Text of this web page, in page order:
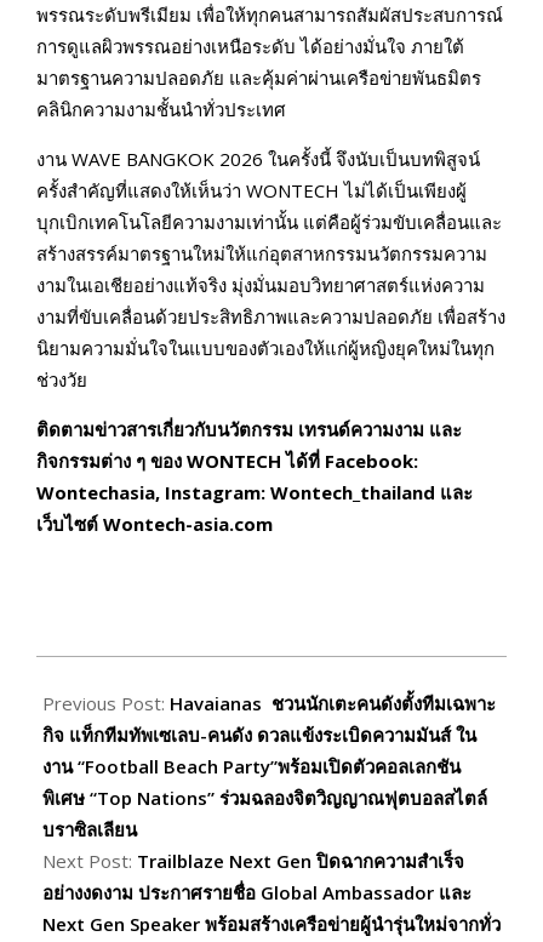
พรรณระดับพรีเมียม เพื่อให้ทุกคนสามารถสัมผัสประสบการณ์
การดูแลผิวพรรณอย่างเหนือระดับ ได้อย่างมั่นใจ ภายใต้
มาตรฐานความปลอดภัย และคุ้มค่าผ่านเครือข่ายพันธมิตร
คลินิกความงามชั้นนำทั่วประเทศ
งาน WAVE BANGKOK 2026 ในครั้งนี้ จึงนับเป็นบทพิสูจน์
ครั้งสำคัญที่แสดงให้เห็นว่า WONTECH ไม่ได้เป็นเพียงผู้
บุกเบิกเทคโนโลยีความงามเท่านั้น แต่คือผู้ร่วมขับเคลื่อนและ
สร้างสรรค์มาตรฐานใหม่ให้แก่อุตสาหกรรมนวัตกรรมความ
งามในเอเชียอย่างแท้จริง มุ่งมั่นมอบวิทยาศาสตร์แห่งความ
งามที่ขับเคลื่อนด้วยประสิทธิภาพและความปลอดภัย เพื่อสร้าง
นิยามความมั่นใจในแบบของตัวเองให้แก่ผู้หญิงยุคใหม่ในทุก
ช่วงวัย
ติดตามข่าวสารเกี่ยวกับนวัตกรรม เทรนด์ความงาม และ
กิจกรรมต่าง ๆ ของ WONTECH ได้ที่ Facebook:
Wontechasia, Instagram: Wontech_thailand และ
เว็บไซต์ Wontech-asia.com
06-
26
Previous Post: Havaianas ชวนนักเตะคนดังตั้งทีมเฉพาะ
กิจ แท็กทีมทัพเซเลบ-คนดัง ดวลแข้งระเบิดความมันส์ ใน
งาน “Football Beach Party”พร้อมเปิดตัวคอลเลกชัน
พิเศษ “Top Nations” ร่วมฉลองจิตวิญญาณฟุตบอลสไตล์
บราซิลเลียน
Next Post: Trailblaze Next Gen ปิดฉากความสำเร็จ
อย่างงดงาม ประกาศรายชื่อ Global Ambassador และ
Next Gen Speaker พร้อมสร้างเครือข่ายผู้นำรุ่นใหม่จากทั่ว